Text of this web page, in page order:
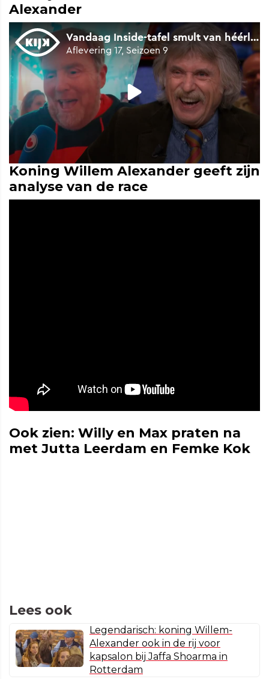
Alexander
Koning Willem Alexander geeft zijn
analyse van de race
Ook zien: Willy en Max praten na
met Jutta Leerdam en Femke Kok
Lees ook
Legendarisch: koning Willem-
Alexander ook in de rij voor
kapsalon bij Jaffa Shoarma in
Rotterdam